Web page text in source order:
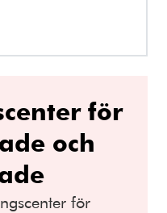
för
och
för